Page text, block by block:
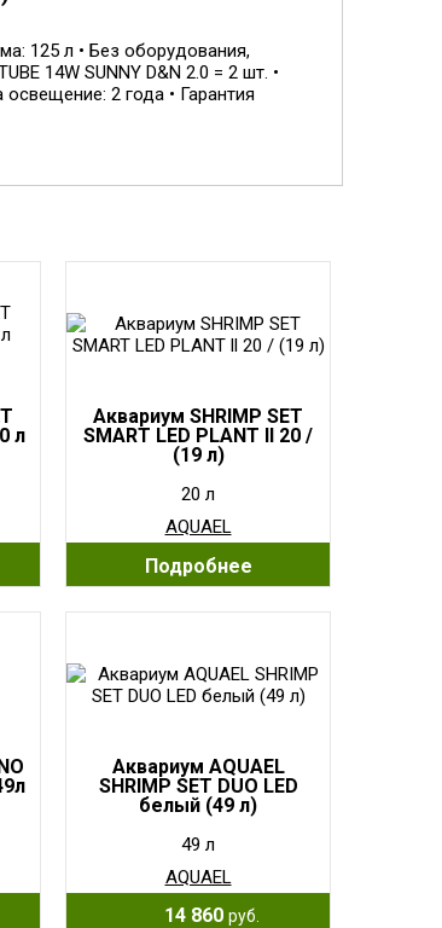
125 л • Без оборудования,
14W SUNNY D&N 2.0 = 2 шт. •
2 года • Гарантия
л
Aквариум SHRIMP SET
SMART LED PLANT ll 20 /
(19 л)
20 л
AQUAEL
Подробнее
Aквариум AQUAEL
SHRIMP SET DUO LED
белый (49 л)
49 л
AQUAEL
14 860 руб.